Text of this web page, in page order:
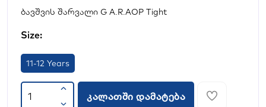
ბავშვის შარვალი G A.R.AOP Tight
Size:
11-12 Years
კალათში დამატება